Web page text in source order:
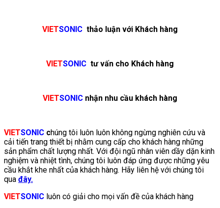
VIETSONIC thảo luận với Khách hàng
VIETSONIC tư vấn cho Khách hàng
VIETSONIC nhận nhu cầu khách hàng
VIETSONIC chúng tôi luôn luôn không ngừng nghiên cứu và
cải tiến trang thiết bị nhằm cung cấp cho khách hàng những
sản phẩm chất lượng nhất. Với đội ngũ nhân viên dầy dặn kinh
nghiệm và nhiệt tình, chúng tôi luôn đáp ứng được những yêu
cầu khắt khe nhất của khách hàng. Hãy liên hệ với chúng tôi
qua đây.
VIETSONIC luôn có giải cho mọi vấn đề của khách hàng